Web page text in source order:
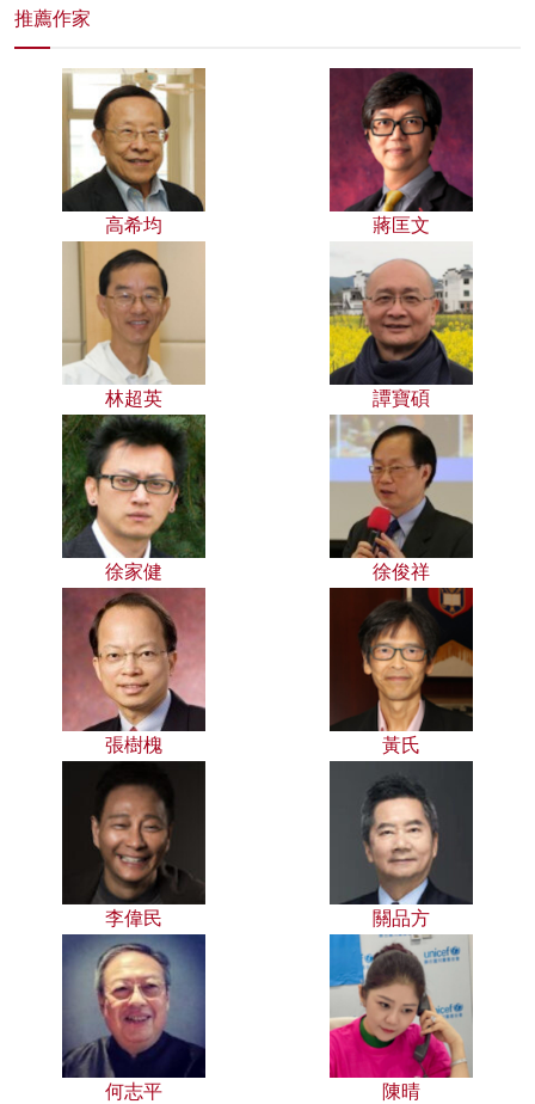
推薦作家
高希均 蔣匡文
林超英 譚寶碩
徐家健 徐俊祥
張樹槐 黃氏
李偉民 關品方
何志平 陳晴